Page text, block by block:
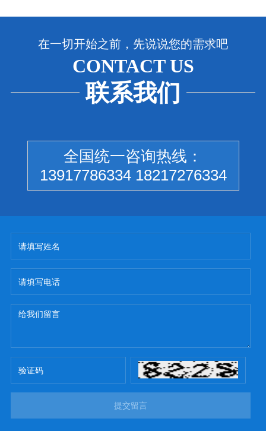
在一切开始之前，先说说您的需求吧
CONTACT US
联系我们
全国统一咨询热线：
13917786334 18217276334
提交留言